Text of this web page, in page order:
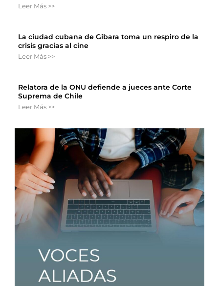
Leer Más >>
La ciudad cubana de Gibara toma un respiro de la
crisis gracias al cine
Leer Más >>
Relatora de la ONU defiende a jueces ante Corte
Suprema de Chile
Leer Más >>